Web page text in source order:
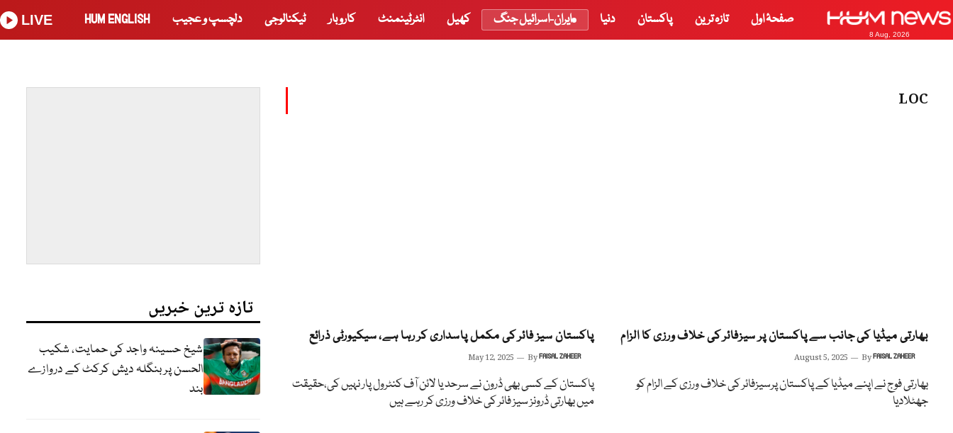
8 Aug, 2026
صفحۂ اول تازہ ترین پاکستان دنیا ایران-اسرائیل جنگ کھیل انٹرٹینمنٹ کاروبار ٹیکنالوجی دلچسپ و عجیب HUM ENGLISH
LIVE
LOC
بھارتی میڈیا کی جانب سے پاکستان پر سیزفائر کی خلاف ورزی کا الزام
August 5, 2025 ByFAISAL ZAHEER
بھارتی فوج نے اپنے میڈیا کے پاکستان پرسیزفائر کی خلاف ورزی کے الزام کو
جھٹلادیا
پاکستان سیز فائر کی مکمل پاسداری کر رہا ہے، سیکیورٹی ذرائع
May 12, 2025 ByFAISAL ZAHEER
پاکستان کے کسی بھی ڈرون نے سرحد یا لائن آف کنٹرول پار نہیں کی،حقیقت
میں بھارتی ڈرونز سیز فائر کی خلاف ورزی کر رہے ہیں
تازہ ترین خبریں
شیخ حسینہ واجد کی حمایت، شکیب
الحسن پر بنگلہ دیش کرکٹ کے دروازے
بند